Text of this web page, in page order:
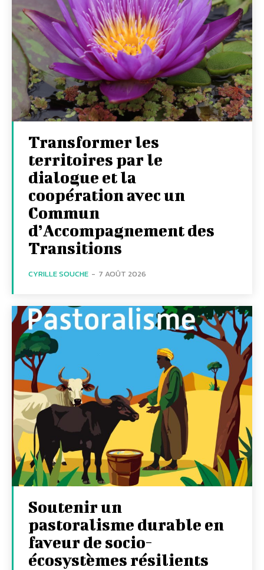
Transformer les
territoires par le
dialogue et la
coopération avec un
Commun
d’Accompagnement des
Transitions
CYRILLE SOUCHE - 7 AOÛT 2026
Soutenir un
pastoralisme durable en
faveur de socio-
écosystèmes résilients